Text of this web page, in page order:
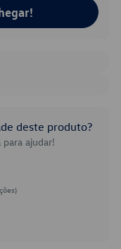
deste produto?
ajudar!